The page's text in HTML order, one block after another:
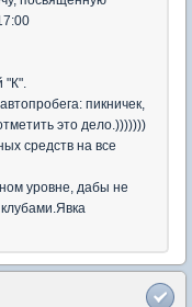
"К".
пикничек,
это дело.)))))))
средств на все
уровне, дабы не